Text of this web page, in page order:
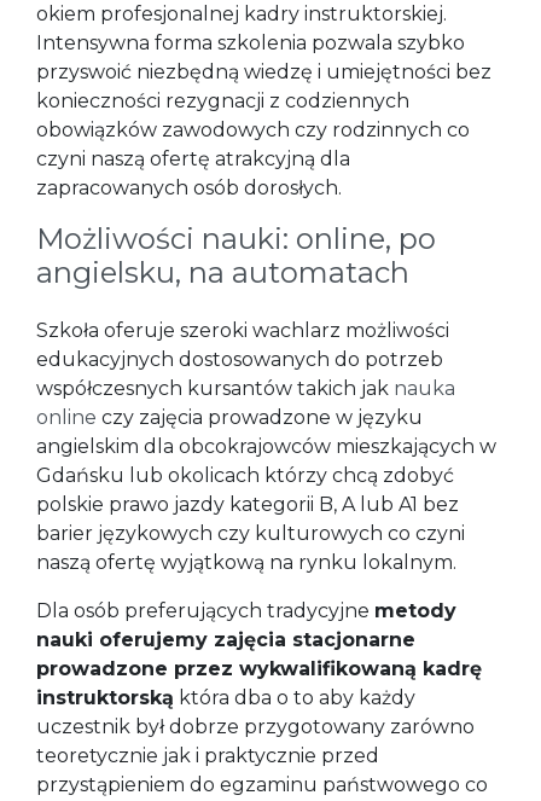
okiem profesjonalnej kadry instruktorskiej.
Intensywna forma szkolenia pozwala szybko
przyswoić niezbędną wiedzę i umiejętności bez
konieczności rezygnacji z codziennych
obowiązków zawodowych czy rodzinnych co
czyni naszą ofertę atrakcyjną dla
zapracowanych osób dorosłych.
Możliwości nauki: online, po
angielsku, na automatach
Szkoła oferuje szeroki wachlarz możliwości
edukacyjnych dostosowanych do potrzeb
współczesnych kursantów takich jak nauka
online czy zajęcia prowadzone w języku
angielskim dla obcokrajowców mieszkających w
Gdańsku lub okolicach którzy chcą zdobyć
polskie prawo jazdy kategorii B, A lub A1 bez
barier językowych czy kulturowych co czyni
naszą ofertę wyjątkową na rynku lokalnym.
Dla osób preferujących tradycyjne metody
nauki oferujemy zajęcia stacjonarne
prowadzone przez wykwalifikowaną kadrę
instruktorską która dba o to aby każdy
uczestnik był dobrze przygotowany zarówno
teoretycznie jak i praktycznie przed
przystąpieniem do egzaminu państwowego co